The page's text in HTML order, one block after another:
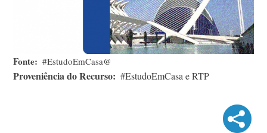
Fonte #EstudoEmCasa@
Proveniência do Recurso #EstudoEmCasa e RTP